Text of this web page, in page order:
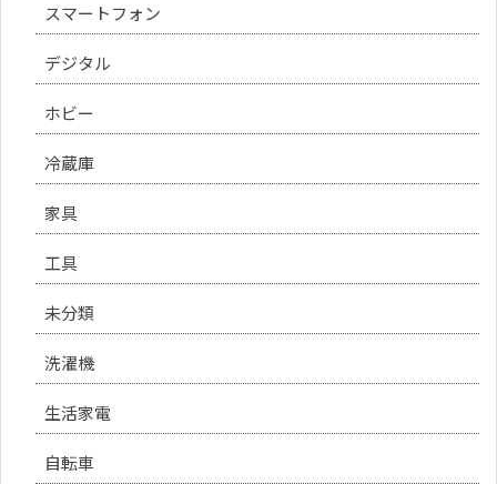
スマートフォン
デジタル
ホビー
冷蔵庫
家具
工具
未分類
洗濯機
生活家電
自転車